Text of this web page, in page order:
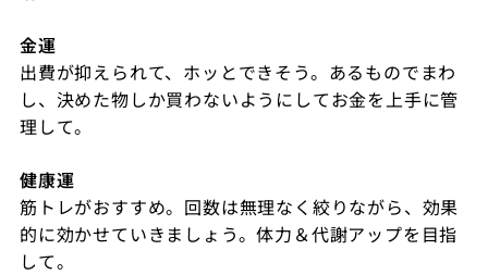
金運
出費が抑えられて、ホッとできそう。あるものでまわ
し、決めた物しか買わないようにしてお金を上手に管
理して。
健康運
筋トレがおすすめ。回数は無理なく絞りながら、効果
的に効かせていきましょう。体力＆代謝アップを目指
して。